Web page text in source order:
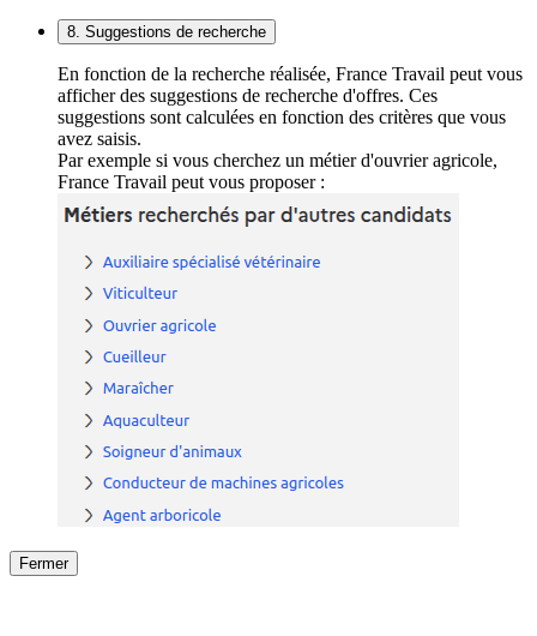
8. Suggestions de recherche
En fonction de la recherche réalisée, France Travail peut vous
afficher des suggestions de recherche d'offres. Ces
suggestions sont calculées en fonction des critères que vous
avez saisis.
Par exemple si vous cherchez un métier d'ouvrier agricole,
France Travail peut vous proposer :
Fermer